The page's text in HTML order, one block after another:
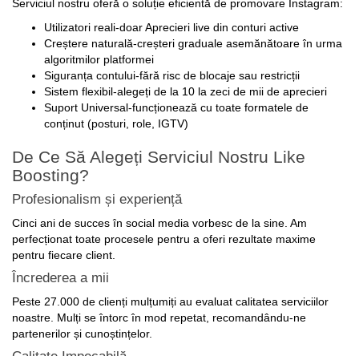
Creștere naturală-creșteri graduale asemănătoare în urma
algoritmilor platformei
Siguranța contului-fără risc de blocaje sau restricții
Sistem flexibil-alegeți de la 10 la zeci de mii de aprecieri
Suport Universal-funcționează cu toate formatele de
conținut (posturi, role, IGTV)
Boosting?
Profesionalism și experiență
perfecționat toate procesele pentru a oferi rezultate maxime
pentru fiecare client.
Încrederea a mii
noastre. Mulți se întorc în mod repetat, recomandându-ne
partenerilor și cunoștințelor.
Calitate Impecabilă